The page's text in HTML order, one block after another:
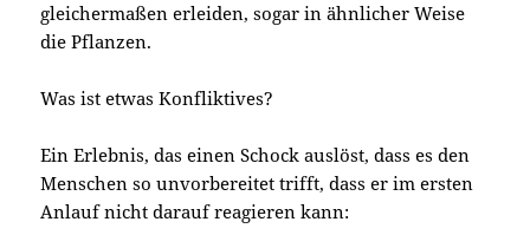
gleichermaßen erleiden, sogar in ähnlicher Weise
die Pflanzen.
Was ist etwas Konfliktives?
Ein Erlebnis, das einen Schock auslöst, dass es den
Menschen so unvorbereitet trifft, dass er im ersten
Anlauf nicht darauf reagieren kann: